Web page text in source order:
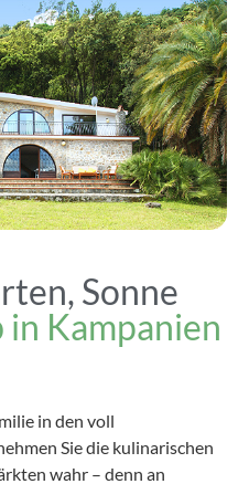
Sonne
in Kampanien
in den voll
Sie die kulinarischen
wahr – denn an